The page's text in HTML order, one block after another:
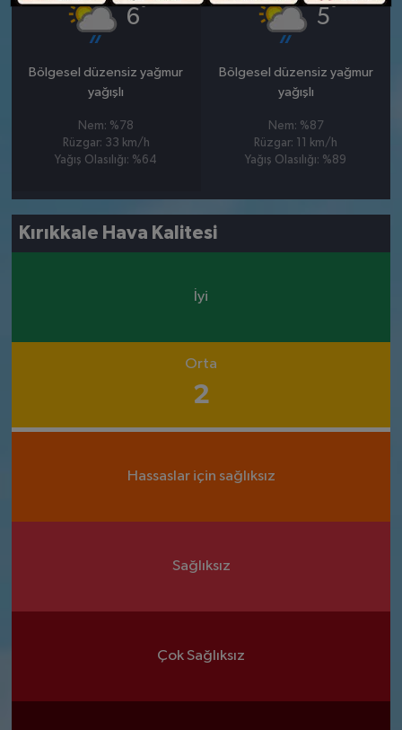
6°
Bölgesel düzensiz yağmur
yağışlı
Nem: %78
Rüzgar: 33 km/h
Yağış Olasılığı: %64
5°
Bölgesel düzensiz yağmur
yağışlı
Nem: %87
Rüzgar: 11 km/h
Yağış Olasılığı: %89
Kırıkkale Hava Kalitesi
İyi
Orta
2
Hassaslar için sağlıksız
Sağlıksız
Çok Sağlıksız